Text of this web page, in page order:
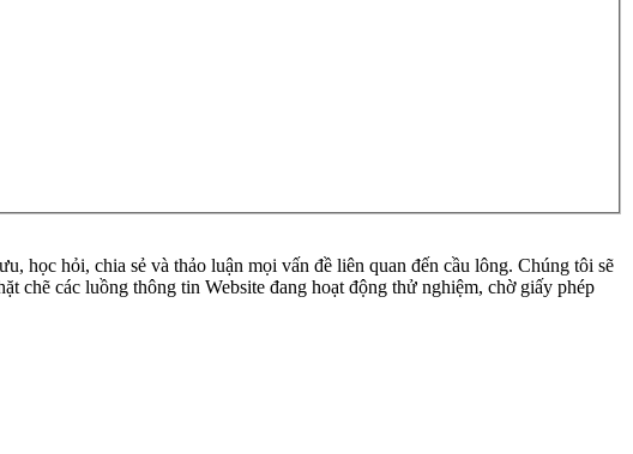
học hỏi, chia sẻ và thảo luận mọi vấn đề liên quan đến cầu lông. Chúng tôi sẽ
chẽ các luồng thông tin Website đang hoạt động thử nghiệm, chờ giấy phép